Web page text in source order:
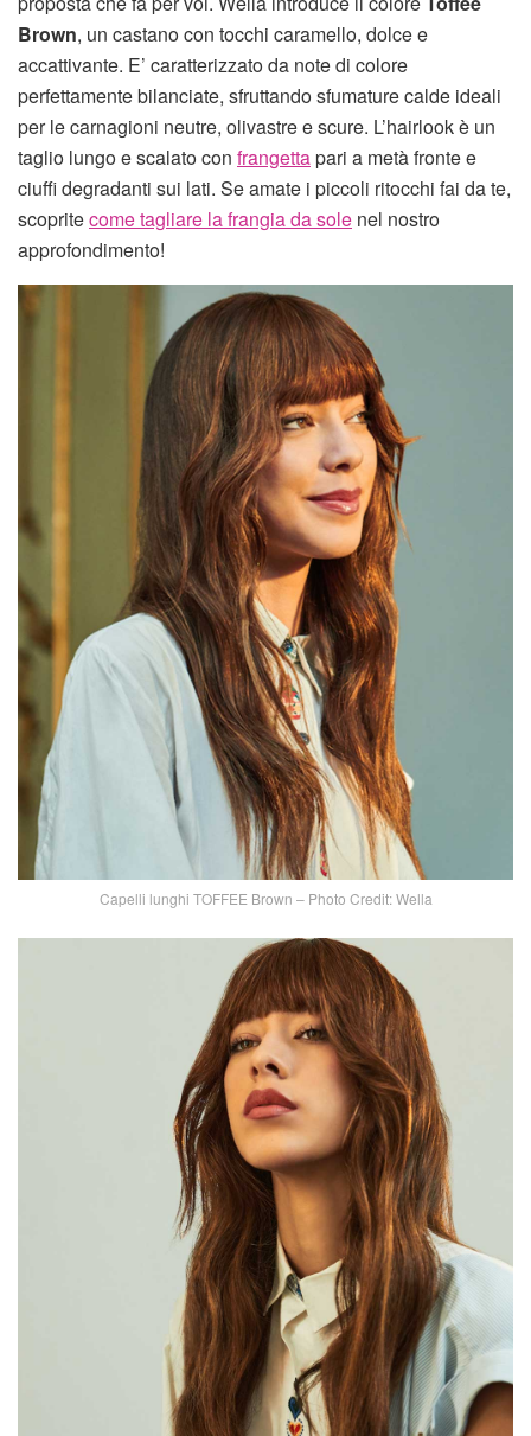
Brown, un castano con tocchi caramello, dolce e
accattivante. E’ caratterizzato da note di colore
perfettamente bilanciate, sfruttando sfumature calde ideali
per le carnagioni neutre, olivastre e scure. L’hairlook è un
taglio lungo e scalato con frangettapari a metà fronte e
ciuffi degradanti sui lati. Se amate i piccoli ritocchi fai da te,
scopritecome tagliare la frangia da sole nel nostro
approfondimento!
Capelli lunghi TOFFEE Brown – Photo Credit: Wella